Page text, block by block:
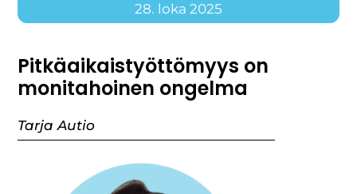
28. loka 2025
Pitkäaikaistyöttömyys on
monitahoinen ongelma
Tarja Autio